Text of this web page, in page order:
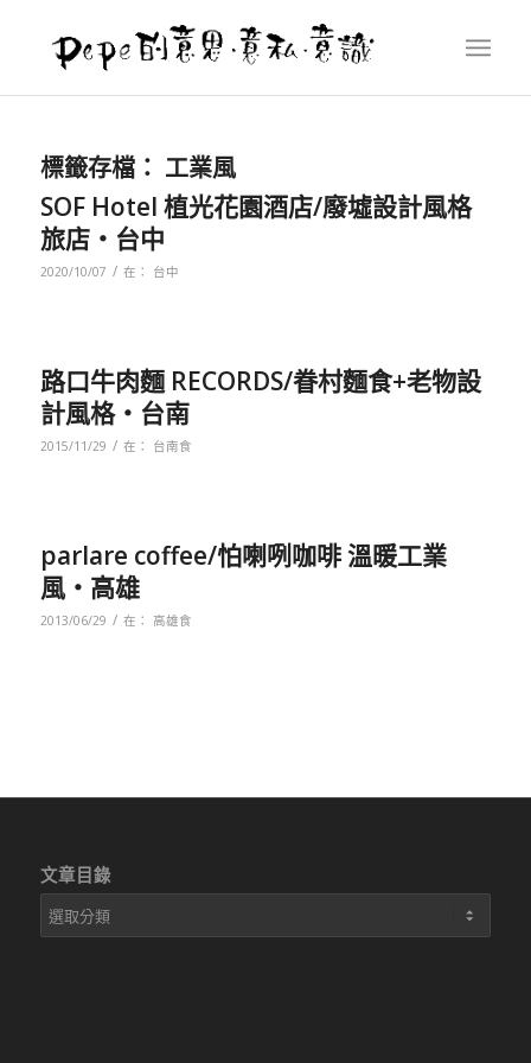
標籤存檔： 工業風
SOF Hotel 植光花園酒店/廢墟設計風格
旅店‧台中
2020/10/07 / 在： 台中
路口牛肉麵 RECORDS/眷村麵食+老物設
計風格‧台南
2015/11/29 / 在： 台南食
parlare coffee/怕喇咧咖啡 溫暖工業
風‧高雄
2013/06/29 / 在： 高雄食
文章目錄
文
章